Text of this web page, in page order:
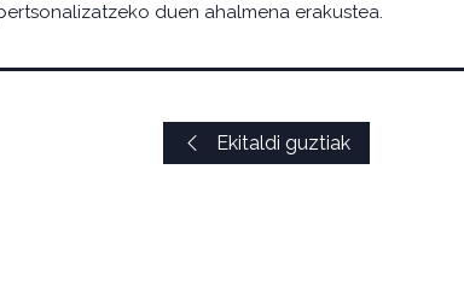
duen ahalmena erakustea.
Ekitaldi guztiak